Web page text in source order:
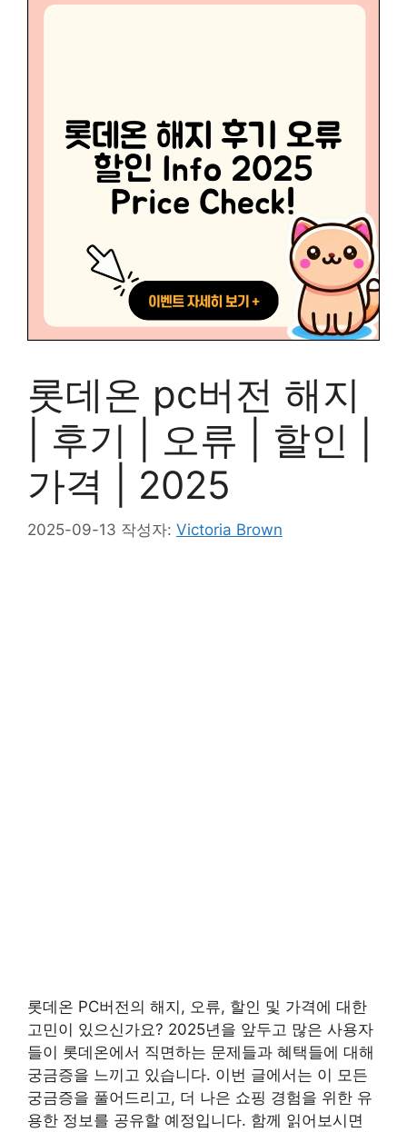
롯데온 pc버전 해지
| 후기 | 오류 | 할인 |
가격 | 2025
2025-09-13 작성자: Victoria Brown
롯데온 PC버전의 해지, 오류, 할인 및 가격에 대한
고민이 있으신가요? 2025년을 앞두고 많은 사용자
들이 롯데온에서 직면하는 문제들과 혜택들에 대해
궁금증을 느끼고 있습니다. 이번 글에서는 이 모든
궁금증을 풀어드리고, 더 나은 쇼핑 경험을 위한 유
용한 정보를 공유할 예정입니다. 함께 읽어보시면